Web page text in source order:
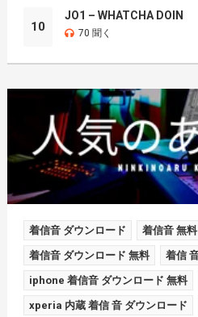
10
JO1 – WHATCHA DOIN
70 聞く
着信音 ダウンロード 着信音 無料
着信音 ダウンロード 無料 着信
iphone 着信音 ダウンロード 無料
xperia 内蔵 着信 音 ダウンロード